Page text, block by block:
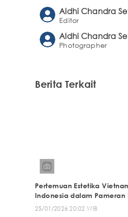
Aldhi Chandra
Editor
Aldhi Chandra
Photographer
Berita Terkait
Pertemuan Estetika
Indonesia dalam Pameran
25/01/2026 20:02 WIB